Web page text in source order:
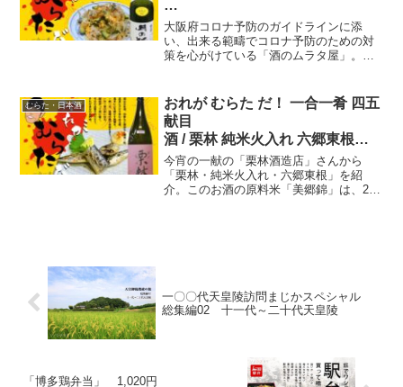
十二献目
酒 / 月の輪 純米酒（岩手県） 肴
/ 豚肉とゴーヤの卵炒め
大阪府コロナ予防のガイドラインに添
い、出来る範疇でコロナ予防のための対
策を心がけている「酒のムラタ屋」。だ
め、夏はゴーヤにかぎる。大阪下町の名
酒場を紹介しています。
むらた・日本酒
おれが むらた だ！ 一合一肴 四五
献目
酒 / 栗林 純米火入れ 六郷東根
（秋田県）
肴 / はりこ（さんまの稚魚）の干
物
今宵の一献の「栗林酒造店」さんから
「栗林・純米火入れ・六郷東根」を紹
介。このお酒の原料米「美郷錦」は、2人
一〇〇代天皇陵訪問まじかスペシャル
総集編02 十一代～二十代天皇陵
「博多鶏弁当」 1,020円